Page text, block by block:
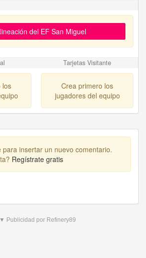
del EF San Miguel
Tarjetas Visitante
los
Crea primero los
jugadores del equipo
para insertar un nuevo comentario.
Regístrate gratis
▼ Publicidad por Refinery89